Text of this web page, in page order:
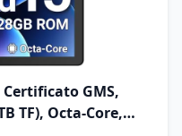
GMS,
TF), Octa-Core,